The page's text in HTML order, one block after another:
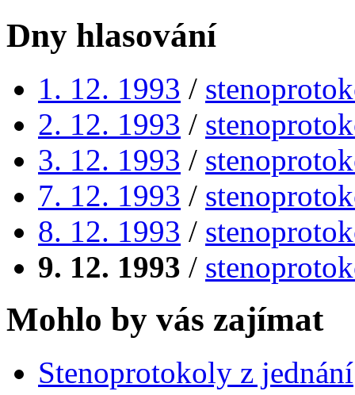
Dny hlasování
1. 12. 1993 /
2. 12. 1993 /
3. 12. 1993 /
7. 12. 1993 /
8. 12. 1993 /
9. 12. 1993 /
Mohlo by vás zajímat
Stenoprotokoly z jednání